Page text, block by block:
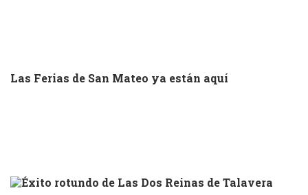
Las Ferias de San Mateo ya están aquí